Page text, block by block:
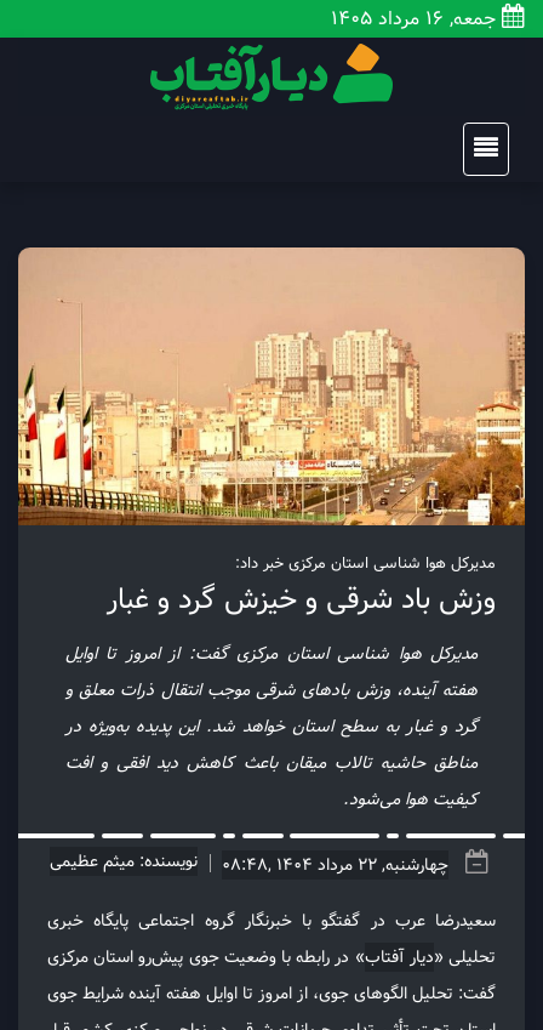
جمعه, 16 مرداد 1405
مدیرکل هوا شناسی استان مرکزی خبر داد:
وزش باد شرقی و خیزش گرد و غبار
مدیرکل هوا شناسی استان مرکزی گفت: از امروز تا اوایل
هفته آینده، وزش بادهای شرقی موجب انتقال ذرات معلق و
گرد و غبار به سطح استان خواهد شد. این پدیده به‌ویژه در
مناطق حاشیه تالاب میقان باعث کاهش دید افقی و افت
کیفیت هوا می‌شود.
چهارشنبه, 22 مرداد 1404 ,08:48 نویسنده: میثم عظیمی
سعیدرضا عرب در گفتگو با خبرنگار گروه اجتماعی پایگاه خبری
تحلیلی «دیار آفتاب» در رابطه با وضعیت جوی پیش‌رو استان مرکزی
گفت: تحلیل الگوهای جوی، از امروز تا اوایل هفته آینده شرایط جوی